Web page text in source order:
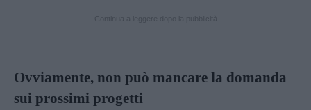
Ovviamente, non può mancare la domanda
sui prossimi progetti